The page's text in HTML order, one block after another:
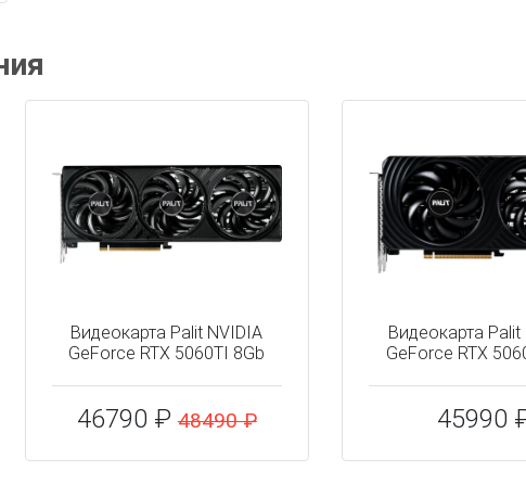
Видеокарта Palit NVIDIA
GeForce RTX 5060TI 8Gb
46790 ₽48490 ₽
Видеокарта Palit
GeForce RTX
45990